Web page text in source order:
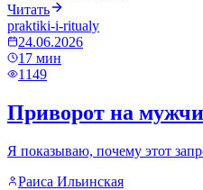
Читать
praktiki-i-ritualy
24.06.2026
17 мин
1149
Приворот на
Я показываю, почему этот
Раиса Ильинская